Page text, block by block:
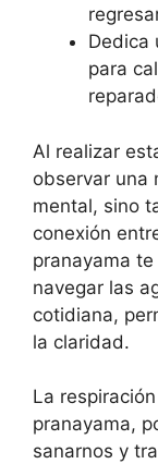
Dedica
para
Al realizar
observar una
mental, sino
conexión
pranayama
navegar las
cotidiana,
la claridad.
La
pranayama,
sanarnos y